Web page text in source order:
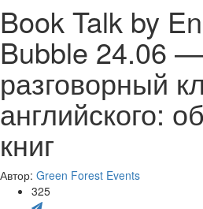
Book Talk by
Bubble 24.06 —
разговорный
английского:
книг
Автор: Green Forest Events
325